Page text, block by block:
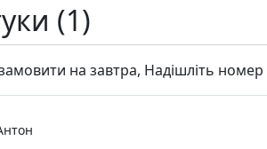
(1)
на завтра, Надішліть